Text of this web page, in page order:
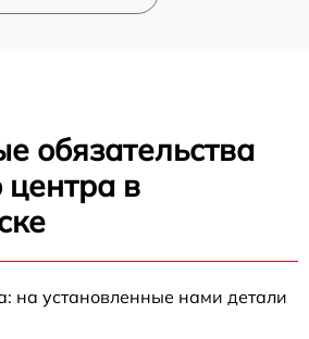
обязательства
центра в
на установленные нами детали